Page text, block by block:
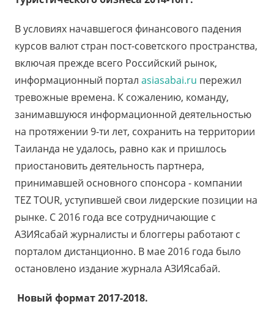
В условиях начавшегося финансового падения
курсов валют стран пост-советского пространства,
включая прежде всего Российский рынок,
информационный портал asiasabai.ru пережил
тревожные времена. К сожалению, команду,
занимавшуюся информационной деятельностью
на протяжении 9-ти лет, сохранить на территории
Таиланда не удалось, равно как и пришлось
приостановить деятельность партнера,
принимавшей основного спонсора - компании
TEZ TOUR, уступившей свои лидерские позиции на
рынке. С 2016 года все сотрудничающие с
АЗИЯсабай журналисты и блоггеры работают с
порталом дистанционно. В мае 2016 года было
остановлено издание журнала АЗИЯсабай.
Новый формат 2017-2018.